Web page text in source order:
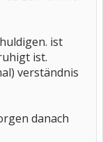
ist
ist.
verständnis
danach